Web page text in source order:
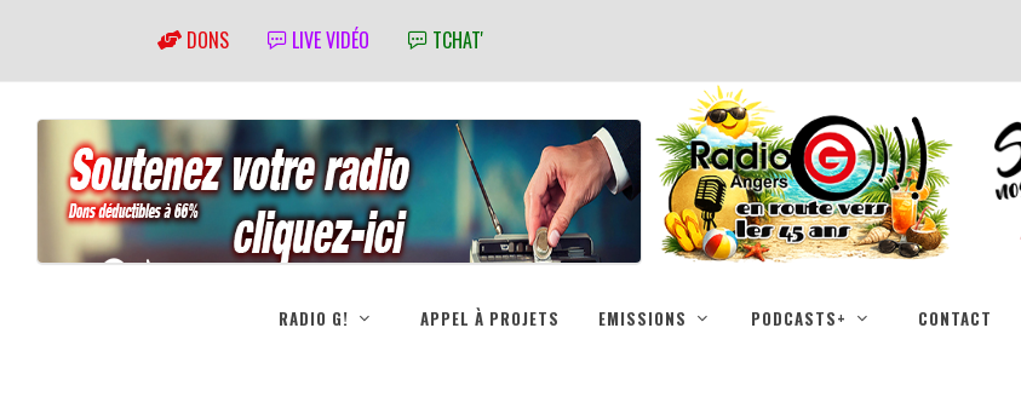
DONS LIVE VIDÉO TCHAT'
RADIO G! APPEL À PROJETS EMISSIONS PODCASTS+ CONTACT